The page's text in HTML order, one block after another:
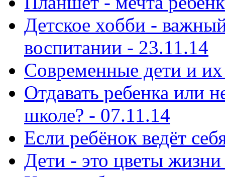
Детское хобби -
воспитании - 23.11.14
Современные дети и
Отдавать ребенка или
школе? - 07.11.14
Если ребёнок ведёт
Дети - это цветы